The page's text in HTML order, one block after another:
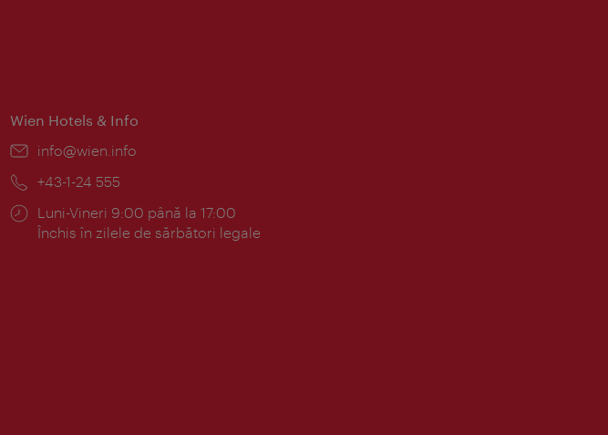
Wien Hotels & Info
E-
info@wien.info
Telefon:
+43-1-24 555
Program:
Luni-Vineri 9:00 până la 17:00
Închis în zilele de sărbători legale